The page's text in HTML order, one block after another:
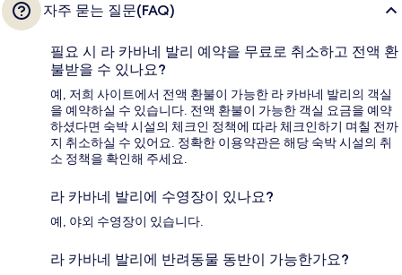
자주 묻는 질문(FAQ)
필요 시 라 카바네 발리 예약을 무료로 취소하고 전액 환
불받을 수 있나요?
예, 저희 사이트에서 전액 환불이 가능한 라 카바네 발리의 객실
을 예약하실 수 있습니다. 전액 환불이 가능한 객실 요금을 예약
하셨다면 숙박 시설의 체크인 정책에 따라 체크인하기 며칠 전까
지 취소하실 수 있어요. 정확한 이용약관은 해당 숙박 시설의 취
소 정책을 확인해 주세요.
라 카바네 발리에 수영장이 있나요?
예, 야외 수영장이 있습니다.
라 카바네 발리에 반려동물 동반이 가능한가요?